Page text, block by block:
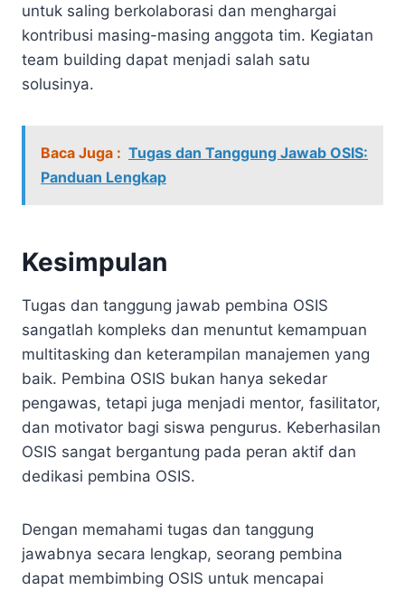
untuk saling berkolaborasi dan menghargai
kontribusi masing-masing anggota tim. Kegiatan
team building dapat menjadi salah satu
solusinya.
Baca Juga : Tugas dan Tanggung Jawab OSIS:
Panduan Lengkap
Kesimpulan
Tugas dan tanggung jawab pembina OSIS
sangatlah kompleks dan menuntut kemampuan
multitasking dan keterampilan manajemen yang
baik. Pembina OSIS bukan hanya sekedar
pengawas, tetapi juga menjadi mentor, fasilitator,
dan motivator bagi siswa pengurus. Keberhasilan
OSIS sangat bergantung pada peran aktif dan
dedikasi pembina OSIS.
Dengan memahami tugas dan tanggung
jawabnya secara lengkap, seorang pembina
dapat membimbing OSIS untuk mencapai